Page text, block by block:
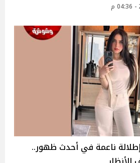
ناعمة في أحدث ظهور..